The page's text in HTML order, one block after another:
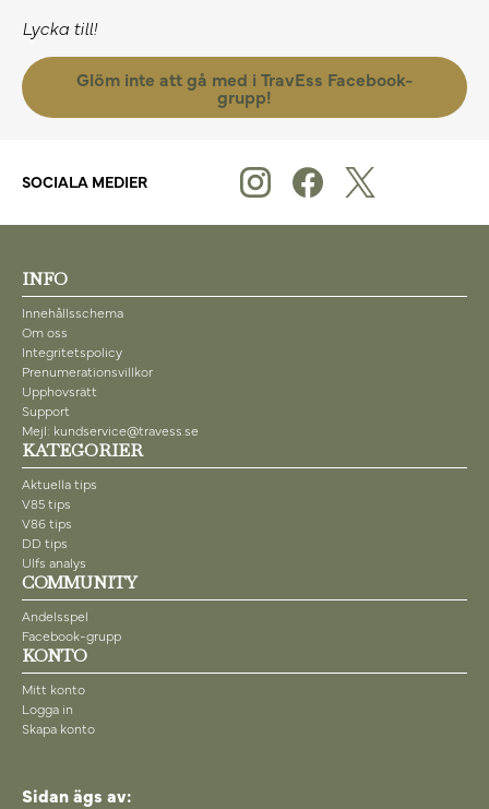
Lycka till!
Glöm inte att gå med i TravEss Facebook-
grupp!
SOCIALA MEDIER
INFO
Innehållsschema
Om oss
Integritetspolicy
Prenumerationsvillkor
Upphovsrätt
Support
Mejl: kundservice@travess.se
KATEGORIER
Aktuella tips
V85 tips
V86 tips
DD tips
Ulfs analys
COMMUNITY
Andelsspel
Facebook-grupp
KONTO
Mitt konto
Logga in
Skapa konto
Sidan ägs av: